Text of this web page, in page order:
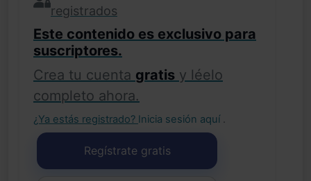
registrados
Este contenido es exclusivo para
suscriptores.
Crea tu cuenta gratis y léelo
completo ahora.
¿Ya estás registrado? Inicia sesión aquí .
Regístrate gratis